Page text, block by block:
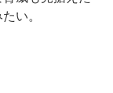
い。